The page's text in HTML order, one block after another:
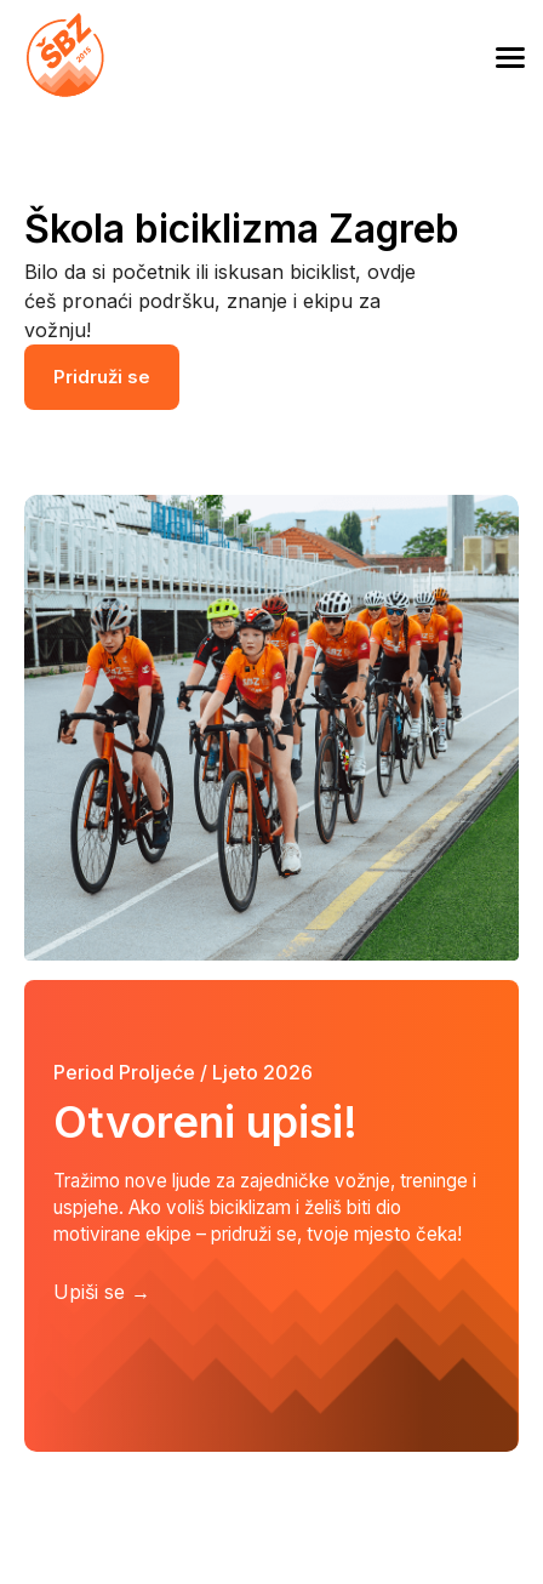
content
Škola biciklizma Zagreb
Škola biciklizma Zagreb
Bilo da si početnik ili iskusan biciklist, ovdje
ćeš pronaći podršku, znanje i ekipu za
vožnju!
Pridruži se
Period Proljeće / Ljeto 2026
Otvoreni upisi!
Tražimo nove ljude za zajedničke vožnje, treninge i
uspjehe. Ako voliš biciklizam i želiš biti dio
motivirane ekipe – pridruži se, tvoje mjesto čeka!
Upiši se →